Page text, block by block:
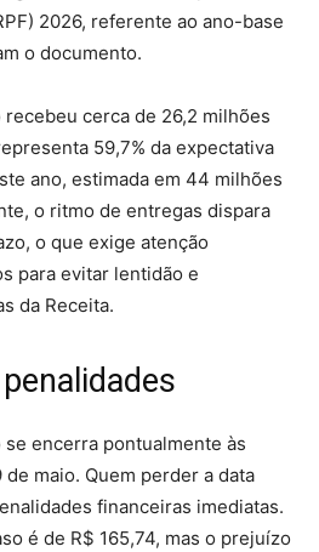
2026, referente ao ano-base
o documento.
cerca de 26,2 milhões
59,7% da expectativa
ano, estimada em 44 milhões
o ritmo de entregas dispara
o que exige atenção
para evitar lentidão e
da Receita.
encerra pontualmente às
maio. Quem perder a data
financeiras imediatas.
é de R$ 165,74, mas o prejuízo